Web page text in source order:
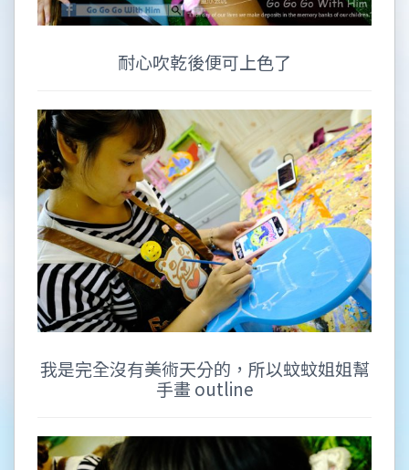
耐心吹乾後便可上色了
我是完全沒有美術天分的，所以蚊蚊姐姐幫
手畫 outline